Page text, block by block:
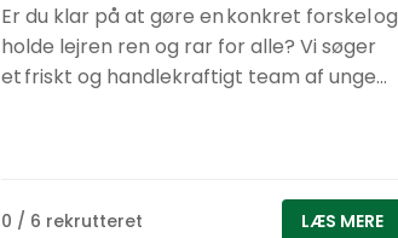
Er du klar på at gøre en konkret forskel og
holde lejren ren og rar for alle? Vi søger
et friskt og handlekraftigt team af unge
Du er energisk, hjælpsom og ikke bange
for at tage fat Du kan arbejde
0 / 6 rekrutteret LÆS MERE